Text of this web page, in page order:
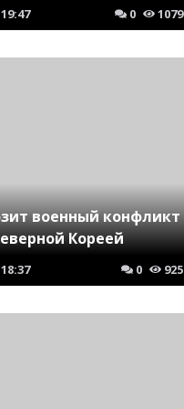
19:47 0 1079
военный конфликт
Кореей
18:37 0 925